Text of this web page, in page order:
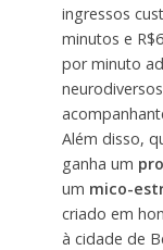
ingressos
minutos e
por minuto
Além disso,
ganha um
um mico-
criado em
à cidade de